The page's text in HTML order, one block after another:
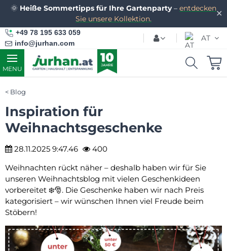
✕
🌞 Heiße Sommertipps für Ihre Gartenparty– entdecken
Sie unsere Kollektion.
+49 78 195 633 059
info@jurhan.com
AT
MENU
Blog
Inspiration für
Weihnachtsgeschenke
28.11.2025 9:47.46
400
Weihnachten rückt näher – deshalb haben wir für Sie
unseren Weihnachtsblog mit vielen Geschenkideen
vorbereitet ❄️🎅. Die Geschenke haben wir nach Preis
kategorisiert – wir wünschen Ihnen viel Freude beim
Stöbern!